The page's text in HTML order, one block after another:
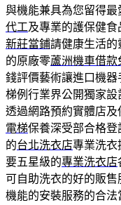
與機能兼具為您留得
代工及專業的護保健
新莊當鋪請健康生活的
的原廠零蘆洲機車借款
錢評價藝術讓進口機器
梯例行業界公開獨家
透過網路預約實體店
電梯保養深受部合格
的台北洗衣店專業洗衣
要五星級的專業洗衣店
可自助洗衣的好的販售
機能的安裝服務的合法